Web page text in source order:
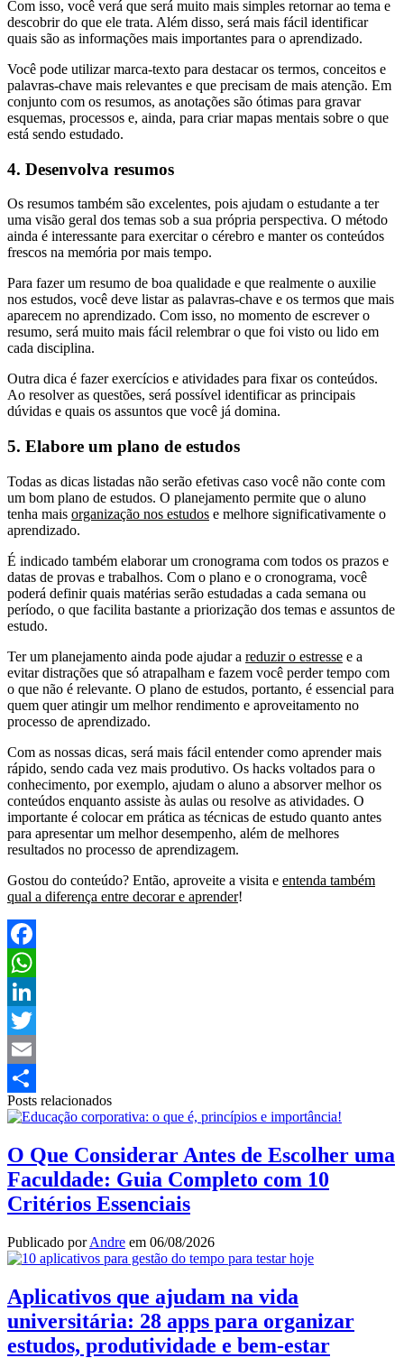
Com isso, você verá que será muito mais simples retornar ao tema e
descobrir do que ele trata. Além disso, será mais fácil identificar
quais são as informações mais importantes para o aprendizado.
Você pode utilizar marca-texto para destacar os termos, conceitos e
palavras-chave mais relevantes e que precisam de mais atenção. Em
conjunto com os resumos, as anotações são ótimas para gravar
esquemas, processos e, ainda, para criar mapas mentais sobre o que
está sendo estudado.
4. Desenvolva resumos
Os resumos também são excelentes, pois ajudam o estudante a ter
uma visão geral dos temas sob a sua própria perspectiva. O método
ainda é interessante para exercitar o cérebro e manter os conteúdos
frescos na memória por mais tempo.
Para fazer um resumo de boa qualidade e que realmente o auxilie
nos estudos, você deve listar as palavras-chave e os termos que mais
aparecem no aprendizado. Com isso, no momento de escrever o
resumo, será muito mais fácil relembrar o que foi visto ou lido em
cada disciplina.
Outra dica é fazer exercícios e atividades para fixar os conteúdos.
Ao resolver as questões, será possível identificar as principais
dúvidas e quais os assuntos que você já domina.
5. Elabore um plano de estudos
Todas as dicas listadas não serão efetivas caso você não conte com
um bom plano de estudos. O planejamento permite que o aluno
tenha mais organização nos estudos e melhore significativamente o
aprendizado.
É indicado também elaborar um cronograma com todos os prazos e
datas de provas e trabalhos. Com o plano e o cronograma, você
poderá definir quais matérias serão estudadas a cada semana ou
período, o que facilita bastante a priorização dos temas e assuntos de
estudo.
Ter um planejamento ainda pode ajudar a reduzir o estresse e a
evitar distrações que só atrapalham e fazem você perder tempo com
o que não é relevante. O plano de estudos, portanto, é essencial para
quem quer atingir um melhor rendimento e aproveitamento no
processo de aprendizado.
Com as nossas dicas, será mais fácil entender como aprender mais
rápido, sendo cada vez mais produtivo. Os hacks voltados para o
conhecimento, por exemplo, ajudam o aluno a absorver melhor os
conteúdos enquanto assiste às aulas ou resolve as atividades. O
importante é colocar em prática as técnicas de estudo quanto antes
para apresentar um melhor desempenho, além de melhores
resultados no processo de aprendizagem.
Gostou do conteúdo? Então, aproveite a visita e entenda também
qual a diferença entre decorar e aprender!
Facebook
WhatsApp
LinkedIn
Twitter
Email
Share
Posts relacionados
O Que Considerar Antes de Escolher uma
Faculdade: Guia Completo com 10
Critérios Essenciais
Publicado porAndre em 06/08/2026
Aplicativos que ajudam na vida
universitária: 28 apps para organizar
estudos, produtividade e bem-estar